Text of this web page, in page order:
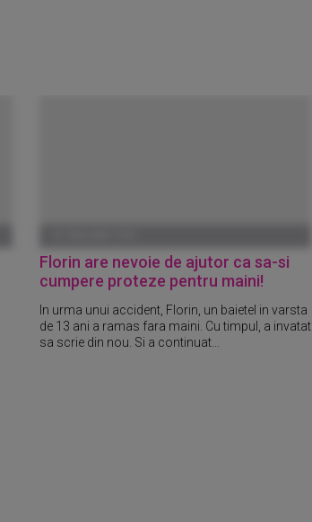
Florin are nevoie de ajutor ca sa-si
cumpere proteze pentru maini!
In urma unui accident, Florin, un baietel in varsta
de 13 ani a ramas fara maini. Cu timpul, a invatat
sa scrie din nou. Si a continuat...